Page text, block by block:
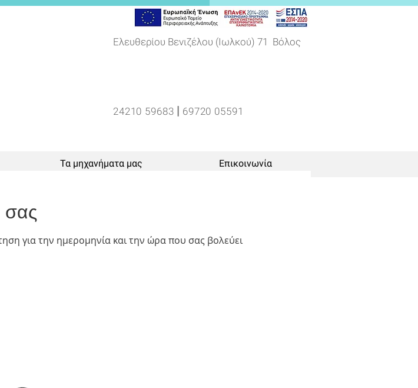
Ελευθερίου Βενιζέλου (Ιωλκού) 71 Βόλος
24210 59683 | 69720 05591
Τα μηχανήματα μας Επικοινωνία
σας
για την ημερομηνία και την ώρα που σας βολεύει